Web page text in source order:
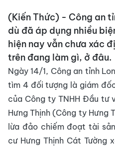
(Kiến Thức) - Công an
dù đã áp dụng nhiều
hiện nay vẫn chưa xác
trên đang làm gì, ở đâu.
Ngày 14/1, Công an tỉnh
tìm 4 đối tượng là giám
của Công ty TNHH Đầu tư
Hưng Thịnh (Công ty Hưng
lừa đảo chiếm đoạt tài
cư Hưng Thịnh Cát Tường